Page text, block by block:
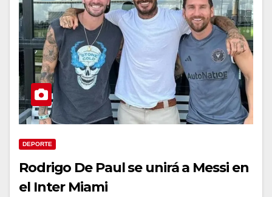
DEPORTE
Rodrigo De Paul se unirá a Messi en
el Inter Miami